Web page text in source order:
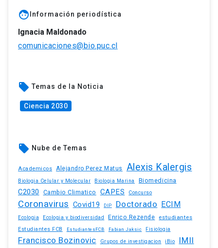
face Información periodística
Ignacia Maldonado
comunicaciones@bio.puc.cl
local_offer Temas de la Noticia
Ciencia 2030
local_offer Nube de Temas
Academicos Alejandro Perez Matus Alexis Kalergis
Biologia Celular y Molecular Biologia Marina Biomedicina
C2030 Cambio Climatico CAPES Concurso
Coronavirus Covid19 DIP Doctorado ECIM
Ecologia Ecologia y biodiversidad Enrico Rezende estudiantes
Estudiantes FCB EstudiantesFCB Fabian Jaksic Fisiologia
Francisco Bozinovic Grupos de investigacion iBio IMII